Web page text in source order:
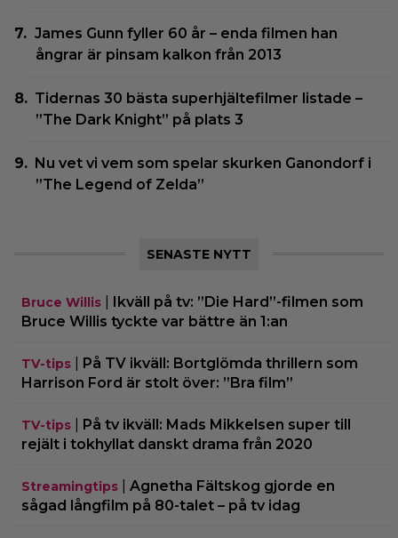
James Gunn fyller 60 år – enda filmen han
ångrar är pinsam kalkon från 2013
Tidernas 30 bästa superhjältefilmer listade –
”The Dark Knight” på plats 3
Nu vet vi vem som spelar skurken Ganondorf i
”The Legend of Zelda”
SENASTE NYTT
Bruce Willis
Ikväll på tv: ”Die Hard”-filmen som
Bruce Willis tyckte var bättre än 1:an
TV-tips
På TV ikväll: Bortglömda thrillern som
Harrison Ford är stolt över: ”Bra film”
TV-tips
På tv ikväll: Mads Mikkelsen super till
rejält i tokhyllat danskt drama från 2020
Streamingtips
Agnetha Fältskog gjorde en
sågad långfilm på 80-talet – på tv idag